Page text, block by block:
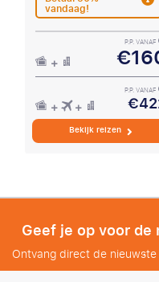
vandaag!
P.P. VANAF
P.P. VANAF
Bekijk reizen
Geef je op voor
Ontvang direct de